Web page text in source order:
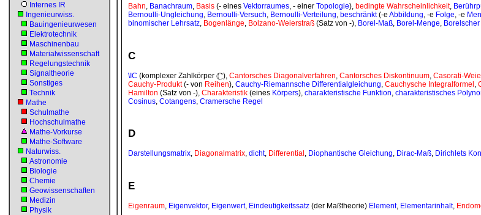
Internes IR
Ingenieurwiss.
Bauingenieurwesen
Elektrotechnik
Maschinenbau
Materialwissenschaft
Regelungstechnik
Signaltheorie
Sonstiges
Technik
Mathe
Schulmathe
Hochschulmathe
Mathe-Vorkurse
Mathe-Software
Naturwiss.
Astronomie
Biologie
Chemie
Geowissenschaften
Medizin
Physik
Bahn, Banachraum, Basis (- eines Vektorraumes, - einer Topologie), bedingte Wahrscheinlichkeit,
Bernoulli-Ungleichung, Bernoulli-Versuch, Bernoulli-Verteilung, beschränkt(-e Abbildung, -e Folge, -e
binomischer Lehrsatz, Bogenlänge, Bolzano-Weierstraß (Satz von -), Borel-Maß, Borel-Menge,
C
\IC (komplexer Zahlkörper ), Cantorsches Diagonalverfahren, Cantorsches Diskontinuum, Casorati-
Cauchy-Produkt(- von Reihen), Cauchy-Riemannsche Differentialgleichung, Cauchysche Integralformel,
Hamilton (Satz von -), Charakteristik (eines Körpers), charakteristische Funktion, charakteristisches
Cosinus, Cotangens, Cramersche Regel
D
Darstellungsmatrix, Diagonalmatrix, dicht, Differential , Diophantische Gleichung, Dirac-Maß, Dirichlets
E
Eigenraum Eigenvektor, Eigenwert, Eindeutigkeitssatz (der Maßtheorie) Element, Elementarinhalt,